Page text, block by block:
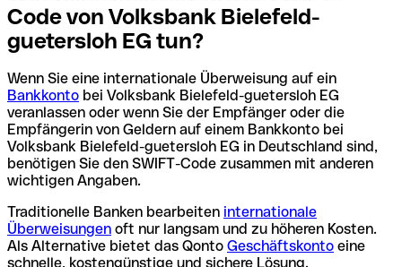
Code von Volksbank Bielefeld-
guetersloh EG tun?
Wenn Sie eine internationale Überweisung auf ein
Bankkonto bei Volksbank Bielefeld-guetersloh EG
veranlassen oder wenn Sie der Empfänger oder die
Empfängerin von Geldern auf einem Bankkonto bei
Volksbank Bielefeld-guetersloh EG in Deutschland sind,
benötigen Sie den SWIFT-Code zusammen mit anderen
wichtigen Angaben.
Traditionelle Banken bearbeiten internationale
Überweisungen oft nur langsam und zu höheren Kosten.
Als Alternative bietet das Qonto Geschäftskonto eine
schnelle, kostengünstige und sichere Lösung.